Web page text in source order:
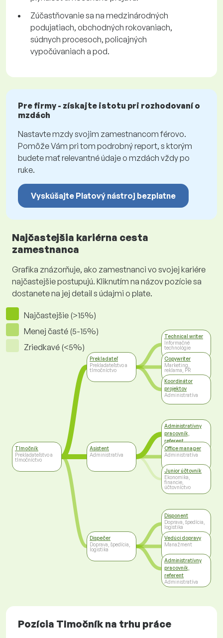
Zúčastňovanie sa na medzinárodných
podujatiach, obchodných rokovaniach,
súdnych procesoch, policajných
vypočúvaniach a pod.
Pre firmy - získajte istotu pri rozhodovaní o
mzdách
Nastavte mzdy svojim zamestnancom férovo.
Pomôže Vám pri tom podrobný report, s ktorým
budete mať relevantné údaje o mzdách vždy po
ruke.
Vyskúšajte Platový nástroj bezplatne
Najčastejšia kariérna cesta
zamestnanca
Grafika znázorňuje, ako zamestnanci vo svojej kariére
najčastejšie postupujú. Kliknutím na názov pozície sa
dostanete na jej detail s údajmi o plate.
Najčastejšie (>15%)
Menej časté (5-15%)
Zriedkavé (<5%)
Tlmočník
Prekladateľstvo a
tlmočníctvo
Prekladateľ
Prekladateľstvo a
tlmočníctvo
Asistent
Administratíva
Dispečer
Doprava, špedícia,
logistika
Technical writer
Informačné
technológie
Copywriter
Marketing,
reklama, PR
Koordinátor
projektov
Administratíva
Administratívny
pracovník,
referent
Administratíva
Office manager
Administratíva
Junior účtovník
Ekonomika,
financie,
účtovníctvo
Disponent
Doprava, špedícia,
logistika
Vedúci dopravy
Manažment
Administratívny
pracovník,
referent
Administratíva
Pozícia Tlmočník na trhu práce